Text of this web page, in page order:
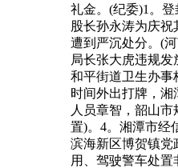
礼金。(纪委)1。
股长孙永涛为庆
遭到严沉处分。(
局长张大虎违规
和平街道卫生办事
时间外出打牌，
人员章智，韶山
置)。4。湘潭市经
滨海新区博贺镇党
用、驾驶警车处